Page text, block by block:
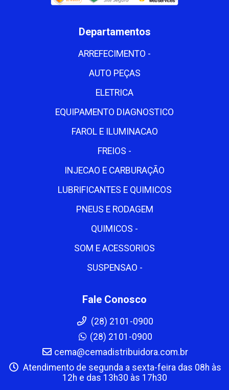
Departamentos
ARREFECIMENTO -
AUTO PEÇAS
ELETRICA
EQUIPAMENTO DIAGNOSTICO
FAROL E ILUMINACAO
FREIOS -
INJECAO E CARBURAÇÃO
LUBRIFICANTES E QUIMICOS
PNEUS E RODAGEM
QUIMICOS -
SOM E ACESSORIOS
SUSPENSAO -
Fale Conosco
(28) 2101-0900
(28) 2101-0900
cema@cemadistribuidora.com.br
Atendimento de segunda a sexta-feira das 08h às
12h e das 13h30 às 17h30